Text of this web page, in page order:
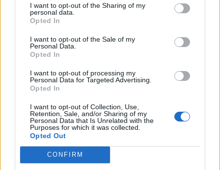
I want to opt-out of the Sharing of my
personal data.
Opted In
I want to opt-out of the Sale of my
Personal Data.
Opted In
I want to opt-out of processing my
Personal Data for Targeted Advertising.
Opted In
I want to opt-out of Collection, Use,
Retention, Sale, and/or Sharing of my
Personal Data that Is Unrelated with the
Purposes for which it was collected.
Opted Out
CONFIRM
voire dangereux.
traitement médicamenteux ou un traitement naturel
plus efficace, comme l’huile de coco ou l’ail.
ASTUCES